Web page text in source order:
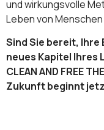
und wirkungsvolle
Leben von
Sind Sie bereit, Ihre
neues Kapitel Ihres
CLEAN AND FREE
Zukunft beginnt